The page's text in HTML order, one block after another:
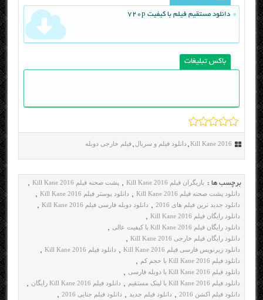
دانلود مستقیم فیلم با کیفیت 720p
باکس تبلیغات
Kill Kane 2016
, دانلود فیلم و سریال ,فیلم خارجی دوبله
برچسب ها : بازیگران فیلم Kill Kane 2016 , پشت صحنه فیلم Kill Kane 2016 ,
دانلود پشت صحنه فیلم Kill Kane 2016 , دانلود پوستر فیلم Kill Kane 2016 ,
دانلود جدید ترین فیلم های 2016 , دانلود دوبله فارسی فیلم Kill Kane 2016 ,
دانلود رایگان فیلم Kill Kane 2016 ,
دانلود رایگان فیلم Kill Kane 2016 با کیفیت عالی ,
دانلود رایگان فیلم خارجی Kill Kane 2016 ,
دانلود زیرنویس فارسی فیلم Kill Kane 2016 , دانلود فیلم Kill Kane 2016 ,
دانلود فیلم Kill Kane 2016 با حجم کم ,
دانلود فیلم Kill Kane 2016 با دوبله فارسی ,
دانلود فیلم Kill Kane 2016 با لینک مستقیم , دانلود فیلم Kill Kane 2016 رایگان ,
دانلود فیلم اکشن 2016 , دانلود فیلم جدید , دانلود فیلم جنایی 2016 ,